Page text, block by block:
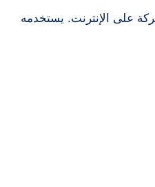
المتحركة على الإنترنت. يستخدمه